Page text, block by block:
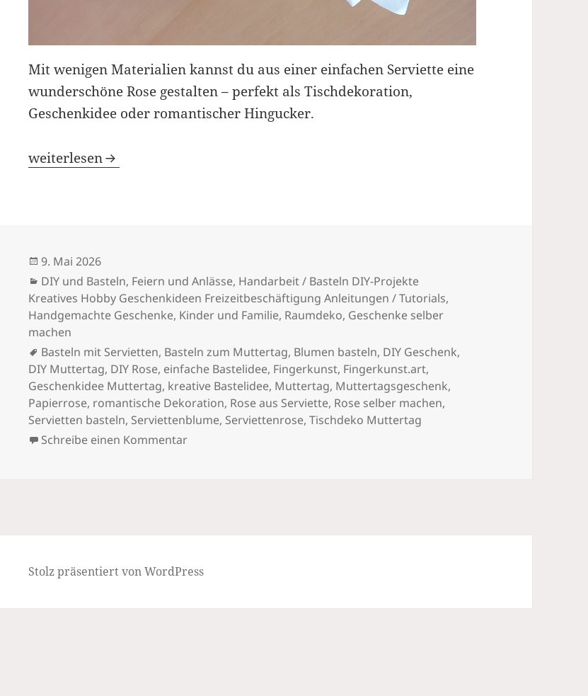
Mit wenigen Materialien kannst du aus einer einfachen Serviette eine
wunderschöne Rose gestalten – perfekt als Tischdekoration,
Geschenkidee oder romantischer Hingucker.
Servietten-Rose selber basteln
weiterlesen
Veröffentlicht
am
9. Mai 2026
Kategorien
DIY und Basteln, Feiern und Anlässe, Handarbeit / Basteln DIY-Projekte
Kreatives Hobby Geschenkideen Freizeitbeschäftigung Anleitungen / Tutorials,
Handgemachte Geschenke, Kinder und Familie, Raumdeko, Geschenke selber
machen
Schlagwörter
Basteln mit Servietten, Basteln zum Muttertag, Blumen basteln, DIY Geschenk,
DIY Muttertag, DIY Rose, einfache Bastelidee, Fingerkunst, Fingerkunst.art,
Geschenkidee Muttertag, kreative Bastelidee, Muttertag, Muttertagsgeschenk,
Papierrose, romantische Dekoration, Rose aus Serviette, Rose selber machen,
Servietten basteln, Serviettenblume, Serviettenrose,Tischdeko Muttertag
Schreibe einen Kommentarzu Servietten-Rose selber basteln
Stolz präsentiert von WordPress